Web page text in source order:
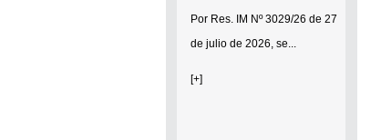
Por Res. IM Nº 3029/26 de 27
de julio de 2026, se...
[+]